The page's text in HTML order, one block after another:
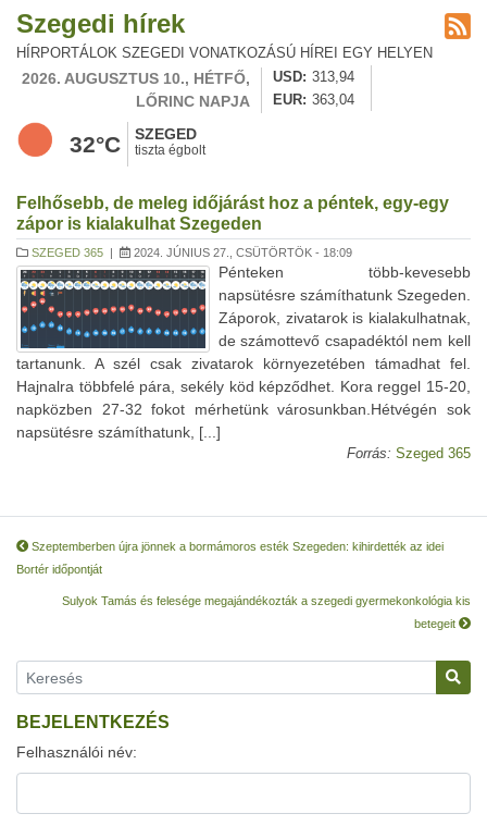
Szegedi hírek
HÍRPORTÁLOK SZEGEDI VONATKOZÁSÚ HÍREI EGY HELYEN
2026. AUGUSZTUS 10., HÉTFŐ,
LŐRINC NAPJA
USD
313,94
EUR
363,04
32°C SZEGED
tiszta égbolt
Felhősebb, de meleg időjárást hoz a péntek, egy-egy
zápor is kialakulhat Szegeden
SZEGED 365 | 2024. JÚNIUS 27., CSÜTÖRTÖK - 18:09
Pénteken több-kevesebb
napsütésre számíthatunk Szegeden.
Záporok, zivatarok is kialakulhatnak,
de számottevő csapadéktól nem kell
tartanunk. A szél csak zivatarok környezetében támadhat fel.
Hajnalra többfelé pára, sekély köd képződhet. Kora reggel 15-20,
napközben 27-32 fokot mérhetünk városunkban.Hétvégén sok
napsütésre számíthatunk, [...]
Forrás: Szeged 365
Szeptemberben újra jönnek a bormámoros esték Szegeden: kihirdették az idei
Bortér időpontját
Sulyok Tamás és felesége megajándékozták a szegedi gyermekonkológia kis
betegeit
BEJELENTKEZÉS
Felhasználói név: